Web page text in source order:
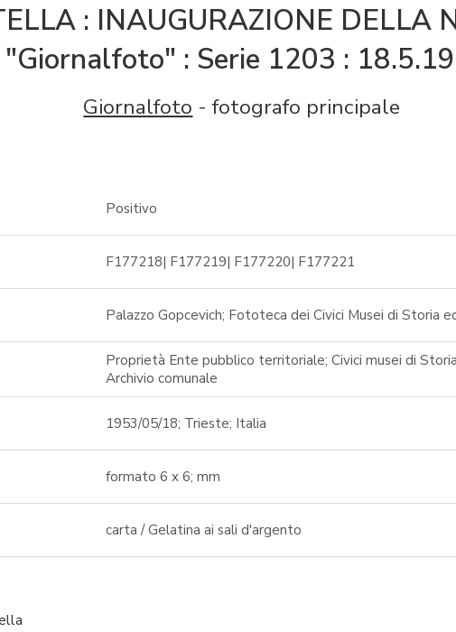
: INAUGURAZIONE DELLA
"Giornalfoto" : Serie 1203 :
Giornalfoto - fotografo principale
Positivo
F177218| F177219| F177220| F177221
Palazzo Gopcevich; Fototeca dei Civici Musei di Storia
Proprietà Ente pubblico territoriale; Civici musei di
Archivio comunale
1953/05/18; Trieste; Italia
formato 6 x 6; mm
carta / Gelatina ai sali d'argento